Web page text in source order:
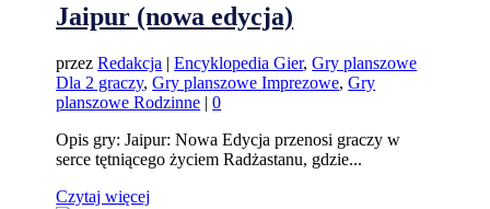
Jaipur (nowa edycja)
przezRedakcja |Encyklopedia Gier,Gry planszowe
Dla 2 graczy,Gry planszowe Imprezowe,Gry
planszowe Rodzinne |0
Opis gry: Jaipur: Nowa Edycja przenosi graczy w
serce tętniącego życiem Radżastanu, gdzie...
Czytaj więcej